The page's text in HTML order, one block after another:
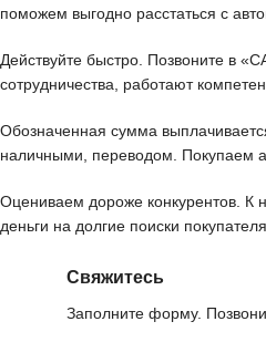
поможем выгодно расстаться с
Действуйте быстро. Позвоните в
сотрудничества, работают
Обозначенная сумма
наличными, переводом. Покупаем
Оцениваем дороже конкурентов. К
деньги на долгие поиски покупателя.
Свяжитесь
Заполните форму.